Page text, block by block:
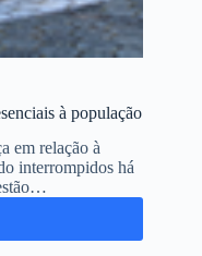
à população
em relação à
interrompidos há